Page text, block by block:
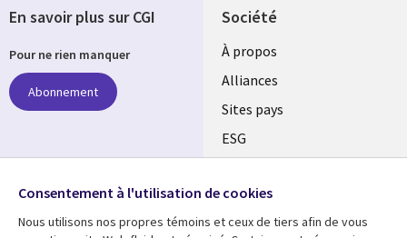
Société
À propos
Alliances
Sites pays
ESG
Fusions
Salle de presse
En savoir plus sur CGI
Pour ne rien manquer
Abonnement
Suivez-nous
Social
Consentement à l'utilisation de cookies
Nous utilisons nos propres témoins et ceux de tiers afin de vous